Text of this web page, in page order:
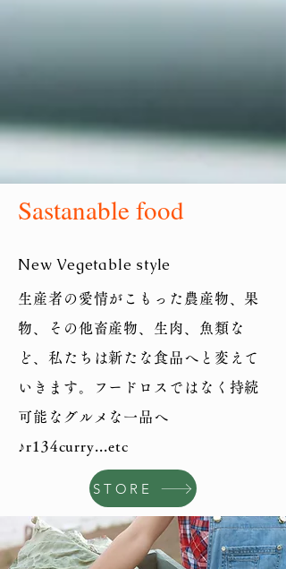
Sastanable food
​New Vegetable style
生産者の愛情がこもった農産物、果
物、その他畜産物、生肉、魚類な
ど、私たちは新たな食品へと変えて
いきます。フードロスではなく持続
可能なグルメな一品へ
♪r134curry...etc
STORE